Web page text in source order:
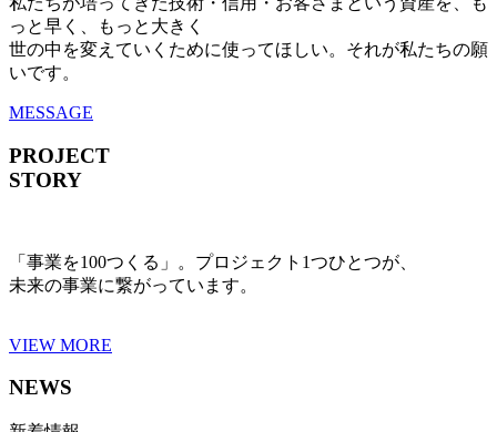
っと早く、もっと大きく
世の中を変えていくために使ってほしい。それが私たちの願
いです。
MESSAGE
PROJECT
STORY
「事業を100つくる」。プロジェクト1つひとつが、
未来の事業に繋がっています。
VIEW MORE
NEWS